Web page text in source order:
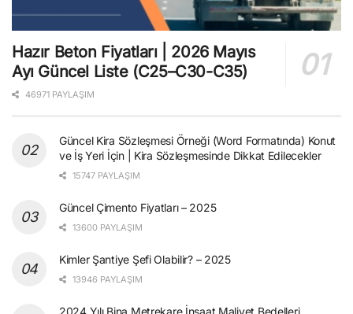
Hazır Beton Fiyatları | 2026 Mayıs
Ayı Güncel Liste (C25–C30-C35)
46971 PAYLAŞIM
Güncel Kira Sözleşmesi Örneği (Word Formatında) Konut
ve İş Yeri İçin | Kira Sözleşmesinde Dikkat Edilecekler
15747 PAYLAŞIM
Güncel Çimento Fiyatları – 2025
13600 PAYLAŞIM
Kimler Şantiye Şefi Olabilir? – 2025
13946 PAYLAŞIM